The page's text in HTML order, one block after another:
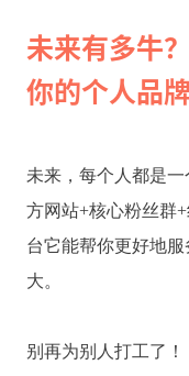
未来有多牛？
你的个人品
未来，每个人都是
方网站+核心粉丝群
台它能帮你更好地
大。
别再为别人打工了！